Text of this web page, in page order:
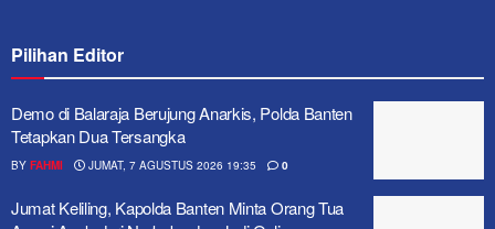
Pilihan Editor
Demo di Balaraja Berujung Anarkis, Polda Banten
Tetapkan Dua Tersangka
BY FAHMI JUMAT, 7 AGUSTUS 2026 19:35 0
Jumat Keliling, Kapolda Banten Minta Orang Tua